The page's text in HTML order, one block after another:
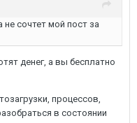
сочтет мой пост за
денег, а вы бесплатно
процессов,
в состоянии